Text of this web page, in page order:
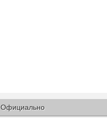
Официально